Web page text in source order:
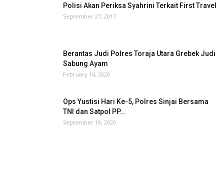
Polisi Akan Periksa Syahrini Terkait First Travel
September 27, 2017
Berantas Judi Polres Toraja Utara Grebek Judi
Sabung Ayam
February 14, 2020
Ops Yustisi Hari Ke-5, Polres Sinjai Bersama
TNI dan Satpol PP...
September 19, 2020